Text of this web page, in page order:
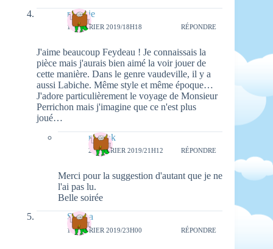
maggie
19 FÉVRIER 2019/18H18 RÉPONDRE
J'aime beaucoup Feydeau ! Je connaissais la
pièce mais j'aurais bien aimé la voir jouer de
cette manière. Dans le genre vaudeville, il y a
aussi Labiche. Même style et même époque…
J'adore particulièrement le voyage de Monsieur
Perrichon mais j'imagine que ce n'est plus
joué…
natieak
25 FÉVRIER 2019/21H12 RÉPONDRE
Merci pour la suggestion d'autant que je ne
l'ai pas lu.
Belle soirée
Serena
19 FÉVRIER 2019/23H00 RÉPONDRE